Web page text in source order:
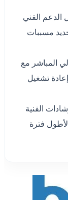
الدعم الفني
مسببات
المباشر مع
تشغيل
الفنية
فترة